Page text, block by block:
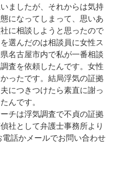
ましたが、それからは気持
になってしまって、思いあ
に相談しようと思ったので
選んだのは相談員に女性ス
名古屋市内で私が一番相談
査を依頼したんです。女性
ったです。結局浮気の証拠
につきつけたら素直に謝っ
んです。
チは浮気調査で不貞の証拠
社として弁護士事務所より
話かメールでお問い合わせ